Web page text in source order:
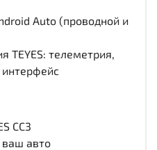
Auto (проводной и
телеметрия,
CC3
авто